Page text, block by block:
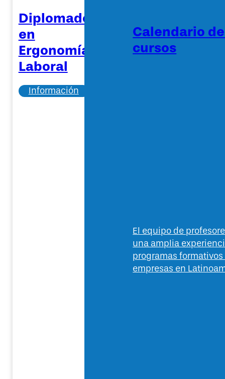
Diplomado
en
Ergonomía
Laboral
Información
Calendario
cursos
El equipo de
una amplia
programas
empresas en